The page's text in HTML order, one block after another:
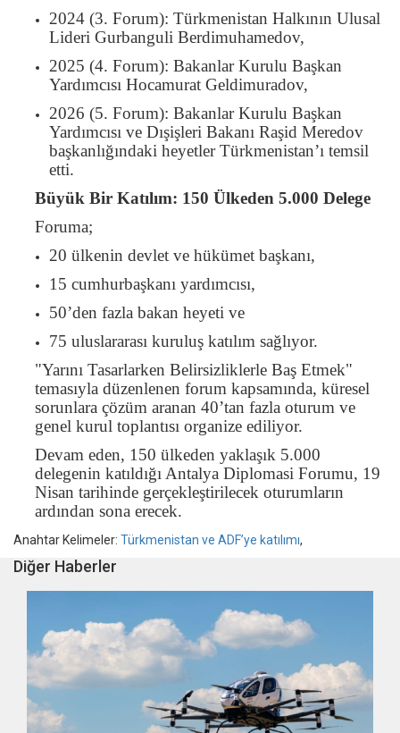
2024 (3. Forum): Türkmenistan Halkının Ulusal
Lideri Gurbanguli Berdimuhamedov,
2025 (4. Forum): Bakanlar Kurulu Başkan
Yardımcısı Hocamurat Geldimuradov,
2026 (5. Forum): Bakanlar Kurulu Başkan
Yardımcısı ve Dışişleri Bakanı Raşid Meredov
başkanlığındaki heyetler Türkmenistan’ı temsil
etti.
Büyük Bir Katılım: 150 Ülkeden 5.000 Delege
Foruma;
20 ülkenin devlet ve hükümet başkanı,
15 cumhurbaşkanı yardımcısı,
50’den fazla bakan heyeti ve
75 uluslararası kuruluş katılım sağlıyor.
"Yarını Tasarlarken Belirsizliklerle Baş Etmek"
temasıyla düzenlenen forum kapsamında, küresel
sorunlara çözüm aranan 40’tan fazla oturum ve
genel kurul toplantısı organize ediliyor.
Devam eden, 150 ülkeden yaklaşık 5.000
delegenin katıldığı Antalya Diplomasi Forumu, 19
Nisan tarihinde gerçekleştirilecek oturumların
ardından sona erecek.
Anahtar Kelimeler: Türkmenistan ve ADF’ye katılımı,
Diğer Haberler